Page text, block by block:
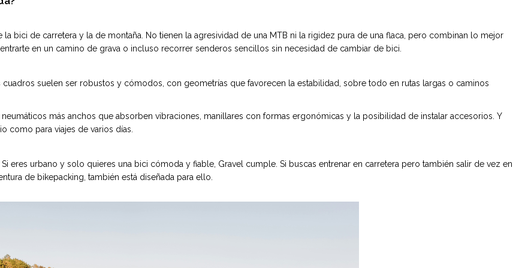
bici de carretera y la de montaña. No tienen la agresividad de una MTB ni la rigidez pura de una flaca, pero combinan lo mejor
en un camino de grava o incluso recorrer senderos sencillos sin necesidad de cambiar de bici.
suelen ser robustos y cómodos, con geometrías que favorecen la estabilidad, sobre todo en rutas largas o caminos
más anchos que absorben vibraciones, manillares con formas ergonómicas y la posibilidad de instalar accesorios. Y
como para viajes de varios días.
eres urbano y solo quieres una bici cómoda y fiable, Gravel cumple. Si buscas entrenar en carretera pero también salir de vez en
de bikepacking, también está diseñada para ello.